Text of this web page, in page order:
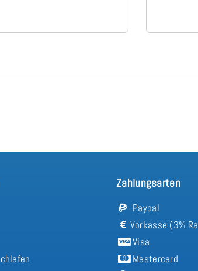
Zahlungsarten
Paypal
Vorkasse (3%
Visa
Mastercard